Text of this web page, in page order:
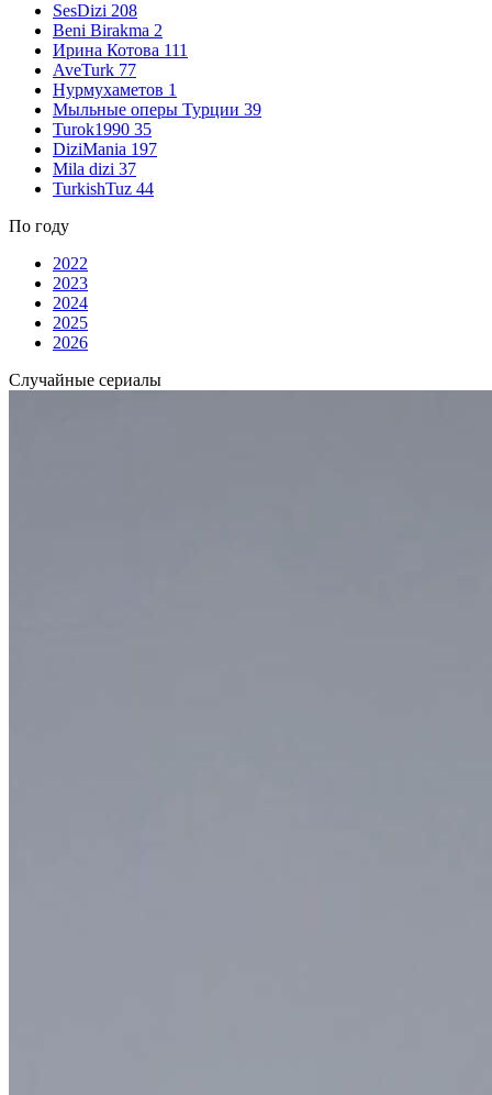
SesDizi 208
Beni Birakma 2
Ирина Котова 111
AveTurk 77
Нурмухаметов 1
Мыльные оперы Турции 39
Turok1990 35
DiziMania 197
Mila dizi 37
TurkishTuz 44
По году
2022
2023
2024
2025
2026
Случайные сериалы